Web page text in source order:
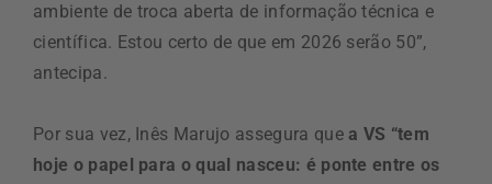
ambiente de troca aberta de informação técnica e
científica. Estou certo de que em 2026 serão 50”,
antecipa.
Por sua vez, Inês Marujo assegura quea VS “tem
hoje o papel para o qual nasceu: é ponte entre os